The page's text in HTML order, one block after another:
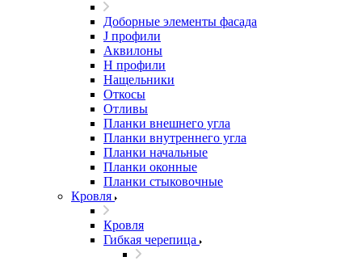
Доборные элементы фасада
J профили
Аквилоны
Н профили
Нащельники
Откосы
Отливы
Планки внешнего угла
Планки внутреннего угла
Планки начальные
Планки оконные
Планки стыковочные
Кровля
Кровля
Гибкая черепица